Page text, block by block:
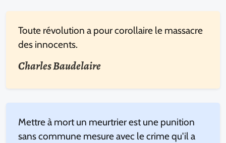
Toute révolution a pour corollaire le massacre
des innocents.
Charles Baudelaire
Mettre à mort un meurtrier est une punition
sans commune mesure avec le crime qu'il a